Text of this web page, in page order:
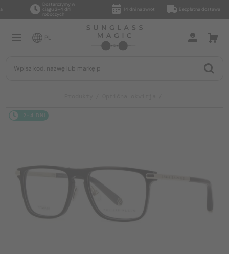
Dostarczymy w
ciągu 2–4 dni
roboczych
14 dni na zwrot Bezpłatna dostawa
PL
2-4 DNI